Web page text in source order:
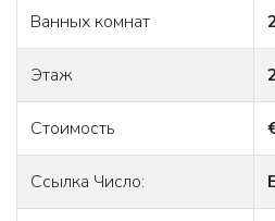
Ванных комнат
Этаж
Стоимость
Ссылка Число: